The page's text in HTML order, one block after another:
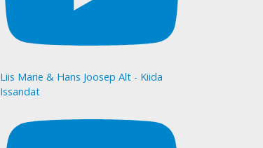
Liis Marie & Hans Joosep Alt - Kiida
Issandat